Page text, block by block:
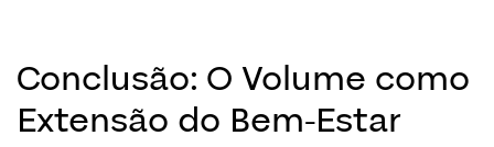
Conclusão: O Volume como
Extensão do Bem-Estar